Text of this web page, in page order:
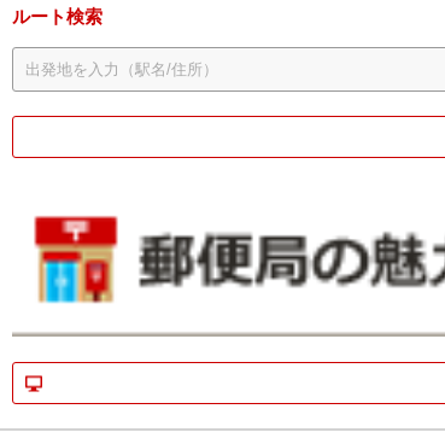
ルート検索